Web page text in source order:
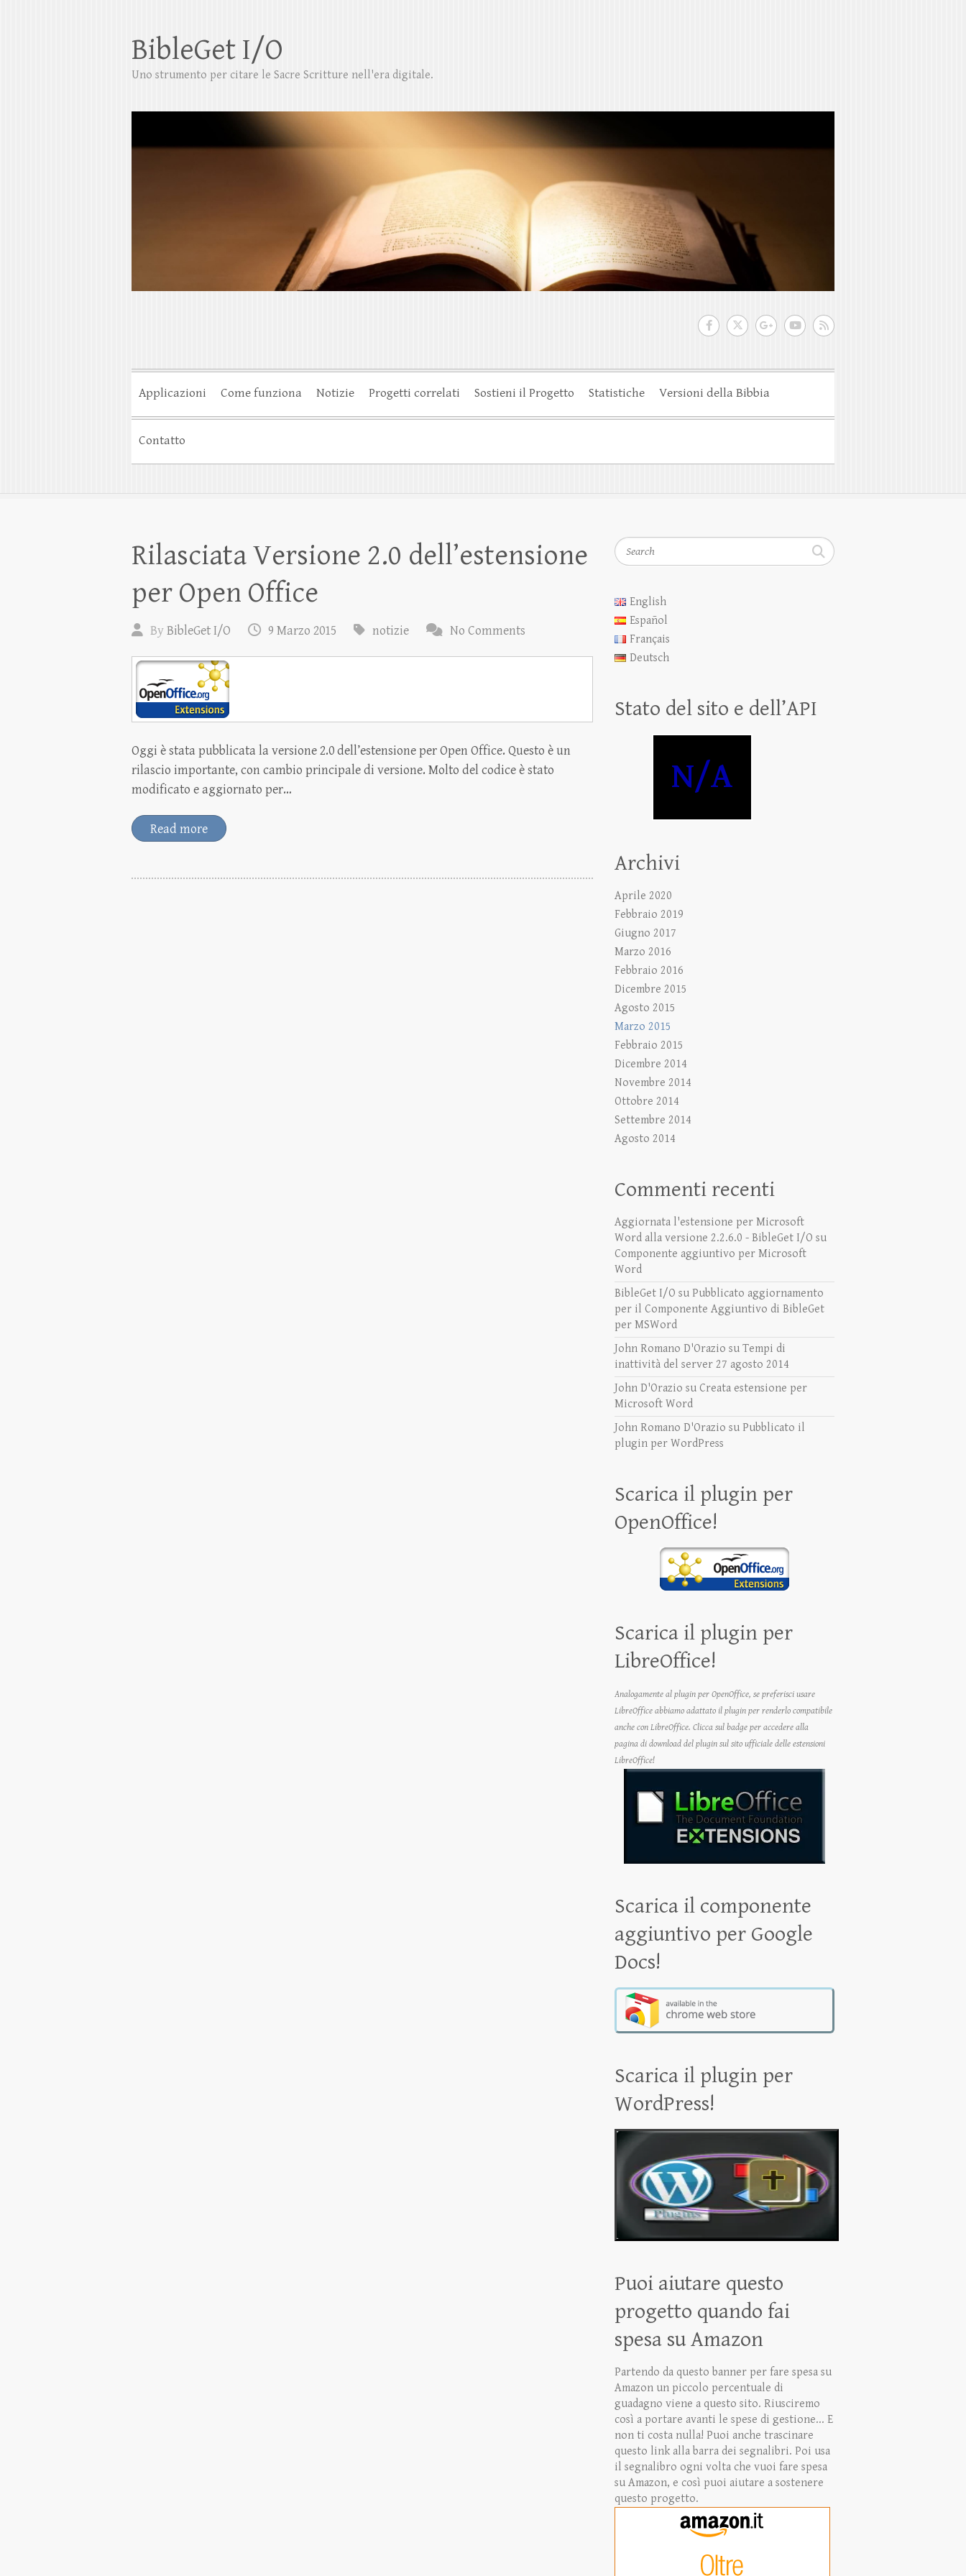
BibleGet I/O
Uno strumento per citare le Sacre Scritture nell'era digitale.
Applicazioni Come funziona Notizie Progetti correlati Sostieni il Progetto Statistiche Versioni della Bibbia
Contatto
Rilasciata Versione 2.0 dell’estensione
per Open Office
ByBibleGet I/O 9 Marzo 2015 notizie No Comments
Oggi è stata pubblicata la versione 2.0 dell’estensione per Open Office. Questo è un
rilascio importante, con cambio principale di versione. Molto del codice è stato
modificato e aggiornato per…
Read more
Search
English
Español
Français
Deutsch
Stato del sito e dell’API
N/A
Archivi
Aprile 2020
Febbraio 2019
Giugno 2017
Marzo 2016
Febbraio 2016
Dicembre 2015
Agosto 2015
Marzo 2015
Febbraio 2015
Dicembre 2014
Novembre 2014
Ottobre 2014
Settembre 2014
Agosto 2014
Commenti recenti
Aggiornata l'estensione per Microsoft
Word alla versione 2.2.6.0 - BibleGet I/O su
Componente aggiuntivo per Microsoft
Word
BibleGet I/O su Pubblicato aggiornamento
per il Componente Aggiuntivo di BibleGet
per MSWord
John Romano D'Orazio suTempi di
inattività del server 27 agosto 2014
John D'Orazio su Creata estensione per
Microsoft Word
John Romano D'Orazio su Pubblicato il
plugin per WordPress
Scarica il plugin per
OpenOffice!
Scarica il plugin per
LibreOffice!
Analogamente al plugin per OpenOffice, se preferisci usare
LibreOffice abbiamo adattato il plugin per renderlo compatibile
anche con LibreOffice. Clicca sul badge per accedere alla
pagina di download del plugin sul sito ufficiale delle estensioni
LibreOffice!
Scarica il componente
aggiuntivo per Google
Docs!
Scarica il plugin per
WordPress!
Puoi aiutare questo
progetto quando fai
spesa su Amazon
Partendo da questo banner per fare spesa su
Amazon un piccolo percentuale di
guadagno viene a questo sito. Riusciremo
così a portare avanti le spese di gestione... E
non ti costa nulla! Puoi anche trascinare
questo link alla barra dei segnalibri. Poi usa
il segnalibro ogni volta che vuoi fare spesa
su Amazon, e così puoi aiutare a sostenere
questo progetto.